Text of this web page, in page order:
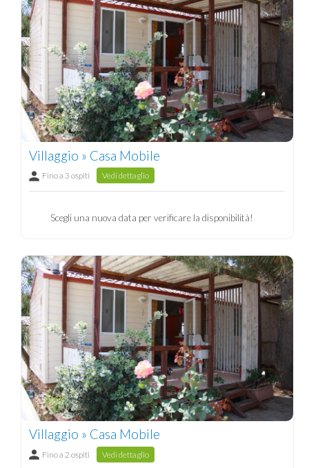
Villaggio » Casa Mobile
Fino a 3 ospiti Vedi dettaglio
Scegli una nuova data per verificare la disponibilità!
Villaggio » Casa Mobile
Fino a 2 ospiti Vedi dettaglio